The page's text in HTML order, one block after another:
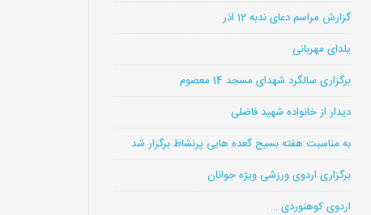
گزارش مراسم دعای ندبه 12 اذر
یلدای مهربانی
برگزاری سالگرد شهدای مسجد 14 معصوم
دیدار از خانواده شهید فاضلی
به مناسبت هفته بسیج گعده هایی پرنشاط برگزار شد
برگزاری اردوی ورزشی ویژه جوانان
اردوی کوهنوردی …